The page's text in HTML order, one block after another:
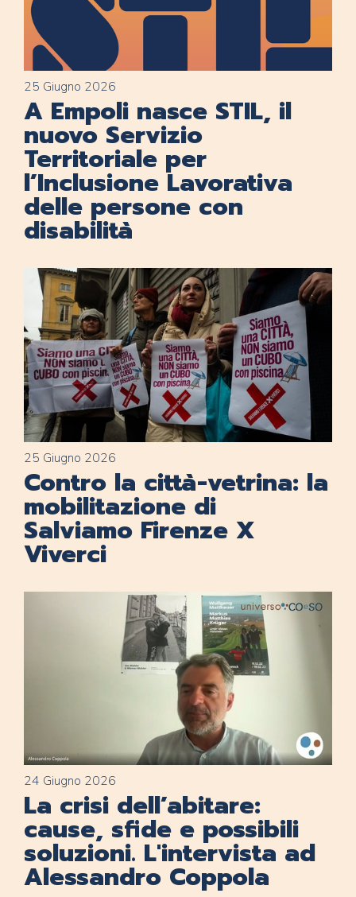
25 Giugno 2026
A Empoli nasce STIL, il
nuovo Servizio
Territoriale per
l’Inclusione Lavorativa
delle persone con
disabilità
25 Giugno 2026
Contro la città-vetrina: la
mobilitazione di
Salviamo Firenze X
Viverci
24 Giugno 2026
La crisi dell’abitare:
cause, sfide e possibili
soluzioni. L'intervista ad
Alessandro Coppola